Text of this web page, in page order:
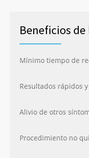
Beneficios
Mínimo tiempo de
Resultados rápidos
Alivio de otros
Procedimiento no